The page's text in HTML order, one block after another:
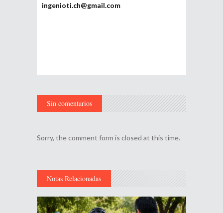
ingenioti.ch@gmail.com
Sin comentarios
Sorry, the comment form is closed at this time.
Notas Relacionadas